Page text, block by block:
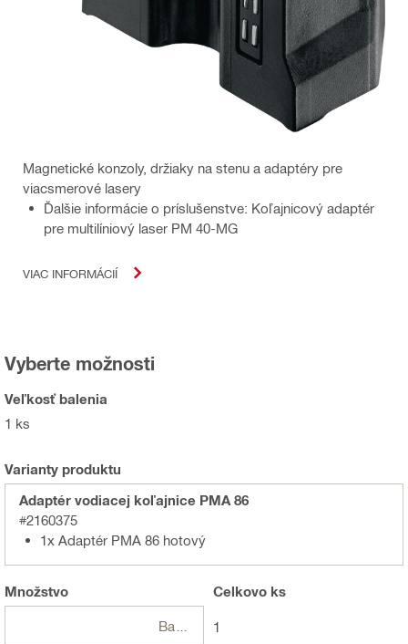
Magnetické konzoly, držiaky na stenu a adaptéry pre
viacsmerové lasery
Ďalšie informácie o príslušenstve: Koľajnicový adaptér
pre multilíniový laser PM 40-MG
VIAC INFORMÁCIÍ
Vyberte možnosti
Veľkosť balenia
1 ks
Varianty produktu
Adaptér vodiacej koľajnice PMA 86
#2160375
1x Adaptér PMA 86 hotový
Množstvo Celkovo ks
1